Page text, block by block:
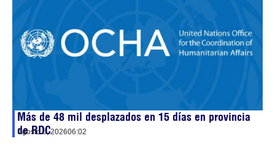
Más de 48 mil desplazados en 15 días en provincia
de RDC
agosto 5, 202606:02